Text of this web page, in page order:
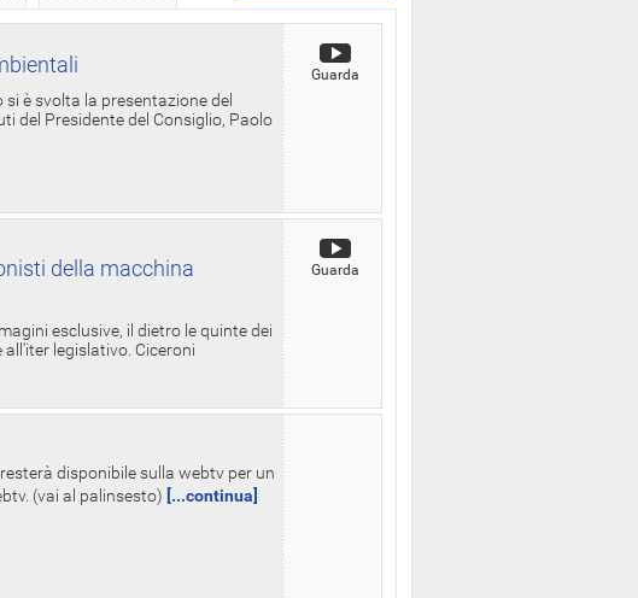
è svolta la presentazione del
del Presidente del Consiglio, Paolo
Guarda
della macchina
esclusive, il dietro le quinte dei
legislativo. Ciceroni
Guarda
disponibile sulla webtv per un
(vai al palinsesto) [...continua]